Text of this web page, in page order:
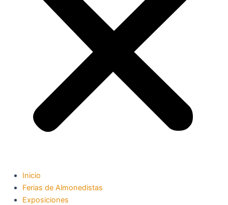
Inicio
Ferias de Almonedistas
Exposiciones